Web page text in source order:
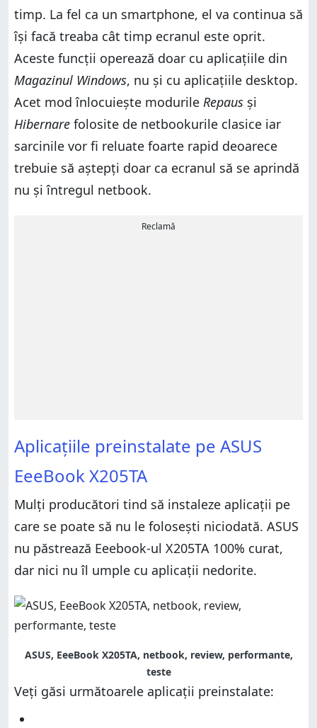
timp. La fel ca un smartphone, el va continua să
își facă treaba cât timp ecranul este oprit.
Aceste funcții operează doar cu aplicațiile din
Magazinul Windows, nu și cu aplicațiile desktop.
Acet mod înlocuiește modurile Repaus și
Hibernare folosite de netbookurile clasice iar
sarcinile vor fi reluate foarte rapid deoarece
trebuie să aștepți doar ca ecranul să se aprindă
nu și întregul netbook.
Reclamă
Aplicațiile preinstalate pe ASUS
EeeBook X205TA
Mulți producători tind să instaleze aplicații pe
care se poate să nu le folosești niciodată. ASUS
nu păstrează Eeebook-ul X205TA 100% curat,
dar nici nu îl umple cu aplicații nedorite.
ASUS, EeeBook X205TA, netbook, review, performante,
teste
Veți găsi următoarele aplicații preinstalate: